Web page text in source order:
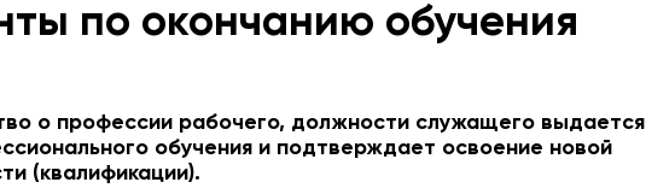
по окончанию обучения
о профессии рабочего, должности служащего выдается
обучения и подтверждает освоение новой
(квалификации).